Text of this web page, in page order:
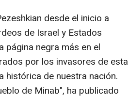
desde el inicio a
de Israel y Estados
página negra más en el
por los invasores de esta
histórica de nuestra nación.
de Minab", ha publicado